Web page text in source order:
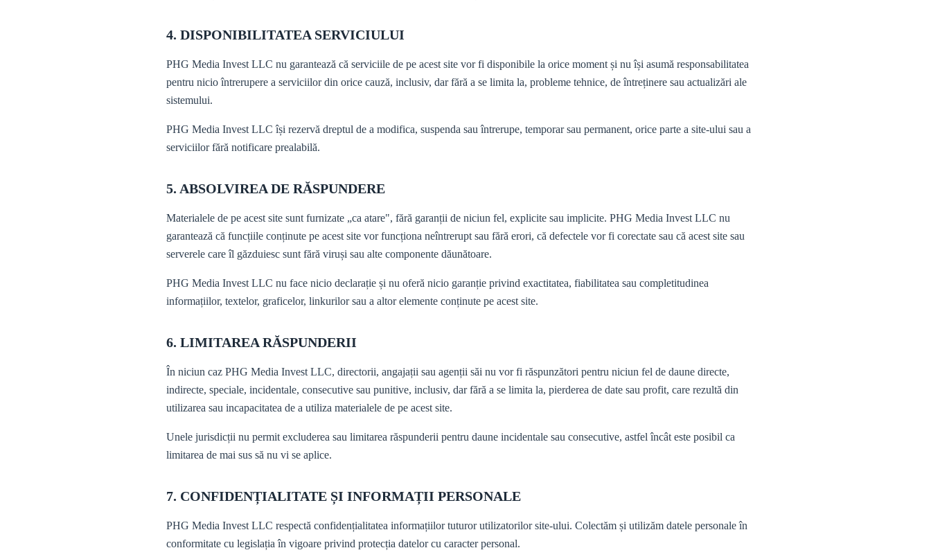
4. DISPONIBILITATEA SERVICIULUI
PHG Media Invest LLC nu garantează că serviciile de pe acest site vor fi disponibile la orice moment și nu își asumă responsabilitatea
pentru nicio întrerupere a serviciilor din orice cauză, inclusiv, dar fără a se limita la, probleme tehnice, de întreținere sau actualizări ale
sistemului.
PHG Media Invest LLC își rezervă dreptul de a modifica, suspenda sau întrerupe, temporar sau permanent, orice parte a site-ului sau a
serviciilor fără notificare prealabilă.
5. ABSOLVIREA DE RĂSPUNDERE
Materialele de pe acest site sunt furnizate „ca atare", fără garanții de niciun fel, explicite sau implicite. PHG Media Invest LLC nu
garantează că funcțiile conținute pe acest site vor funcționa neîntrerupt sau fără erori, că defectele vor fi corectate sau că acest site sau
serverele care îl găzduiesc sunt fără viruși sau alte componente dăunătoare.
PHG Media Invest LLC nu face nicio declarație și nu oferă nicio garanție privind exactitatea, fiabilitatea sau completitudinea
informațiilor, textelor, graficelor, linkurilor sau a altor elemente conținute pe acest site.
6. LIMITAREA RĂSPUNDERII
În niciun caz PHG Media Invest LLC, directorii, angajații sau agenții săi nu vor fi răspunzători pentru niciun fel de daune directe,
indirecte, speciale, incidentale, consecutive sau punitive, inclusiv, dar fără a se limita la, pierderea de date sau profit, care rezultă din
utilizarea sau incapacitatea de a utiliza materialele de pe acest site.
Unele jurisdicții nu permit excluderea sau limitarea răspunderii pentru daune incidentale sau consecutive, astfel încât este posibil ca
limitarea de mai sus să nu vi se aplice.
7. CONFIDENȚIALITATE ȘI INFORMAȚII PERSONALE
PHG Media Invest LLC respectă confidențialitatea informațiilor tuturor utilizatorilor site-ului. Colectăm și utilizăm datele personale în
conformitate cu legislația în vigoare privind protecția datelor cu caracter personal.